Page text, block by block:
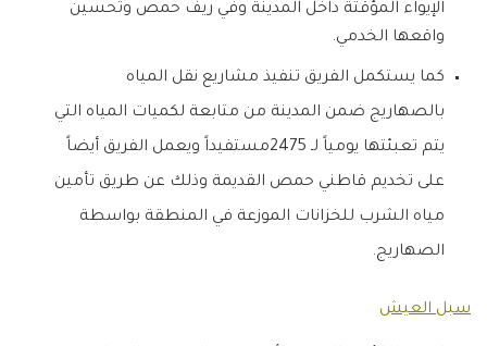
الإيواء المؤقتة داخل المدينة وفي ريف حمص وتحسين
واقعها الخدمي.
كما يستكمل الفريق تنفيذ مشاريع نقل المياه
بالصهاريج ضمن المدينة من متابعة لكميات المياه التي
يتم تعبئتها يومياً لـ 2475مستفيداً ويعمل الفريق أيضاً
على تخديم قاطني حمص القديمة وذلك عن طريق تأمين
مياه الشرب للخزانات الموزعة في المنطقة بواسطة
الصهاريج.
سبل العيش